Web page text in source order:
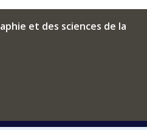
et des sciences de la